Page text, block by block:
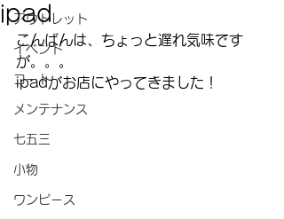
アウトレット
イベント
コート
メンテナンス
七五三
小物
ワンピース
ipad
こんばんは、ちょっと遅れ気味です
が。。。
ipadがお店にやってきました！